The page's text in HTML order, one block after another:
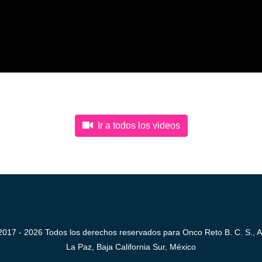
Ir a todos los videos
- 2026 Todos los derechos reservados para Onco Reto B. C. S.,
La Paz, Baja California Sur, México